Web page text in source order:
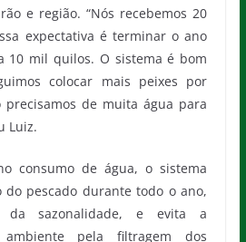
e região. “Nós recebemos 20
expectativa é terminar o ano
10 mil quilos. O sistema é bom
colocar mais peixes por
de muita água para
Luiz.
consumo de água, o sistema
pescado durante todo o ano,
da sazonalidade, e evita a
ambiente pela filtragem dos